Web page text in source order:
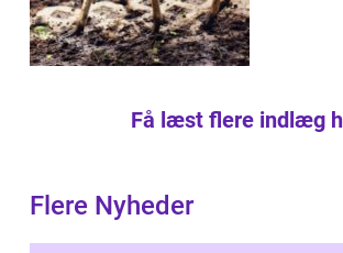
Få læst flere indlæg
Flere Nyheder